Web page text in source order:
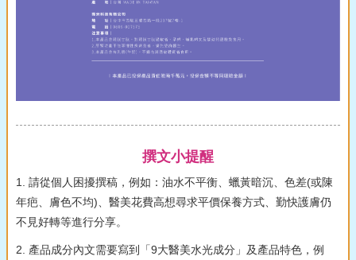
撰文小提醒
1. 請從個人困擾撰稿，例如：油水不平衡、蠟黃暗沉、色差(或陳
年疤、膚色不均)、醫美花費高想尋求平價保養方式、勤快護膚仍
不見好轉等進行分享。
2. 產品成分內文需要寫到「9大醫美水光成分」及產品特色，例